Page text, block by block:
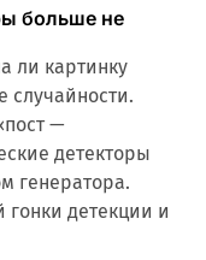
больше не
ли картинку
случайности.
—
детекторы
генератора.
детекции и